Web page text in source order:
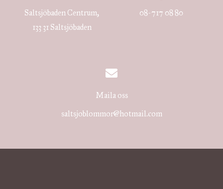
Saltsjöbaden Centrum,
133 31 Saltsjöbaden
08-717 08 80
Maila oss
saltsjoblommor@hotmail.com